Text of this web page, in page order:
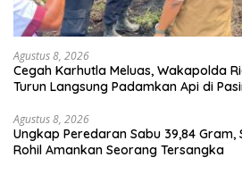
Agustus 8, 2026
Cegah Karhutla Meluas, Wakapolda
Turun Langsung Padamkan Api di
Agustus 8, 2026
Ungkap Peredaran Sabu 39,84
Rohil Amankan Seorang Tersangka